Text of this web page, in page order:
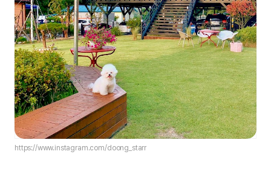
https://www.instagram.com/doong_starr